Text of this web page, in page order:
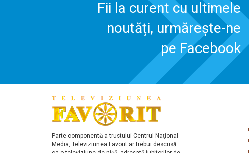
Fii la curent cu ultimele
noutăți, urmărește-ne
pe Facebook
Parte componentă a trustului Centrul Naţional
Media, Televiziunea Favorit ar trebui descrisă